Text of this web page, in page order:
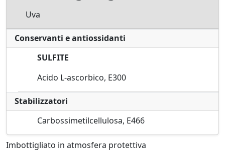
Uva
Conservanti e antiossidanti
SULFITE
Acido L-ascorbico, E300
Stabilizzatori
Carbossimetilcellulosa, E466
Imbottigliato in atmosfera protettiva